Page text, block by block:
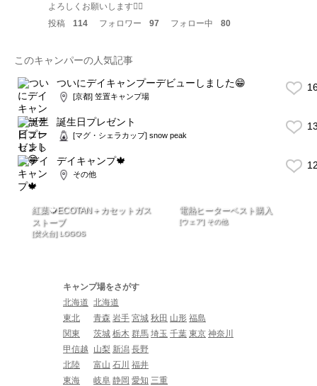
よろしくお願いします🙇‍♂️
投稿
114 フォロワー 97 フォロー中 80
このキャンパーの人気記事
ついにデイキャンプーデビューしました😁
[京都] 笠置キャンプ場
誕生日プレゼント
[マグ・シェラカップ] snow peak
デイキャンプ🍁
その他
紅葉🍁ECOTAN＋カセットガス
ストーブ
[焚火台] LOGOS
電熱ヒーターベスト購入
[ウェア] その他
キャンプ場をさがす
北海道 北海道
東北
青森 岩手 宮城 秋田 山形 福島
関東
茨城 栃木 群馬 埼玉 千葉 東京 神奈川
甲信越
山梨 新潟 長野
北陸
富山 石川 福井
東海
岐阜 静岡 愛知 三重